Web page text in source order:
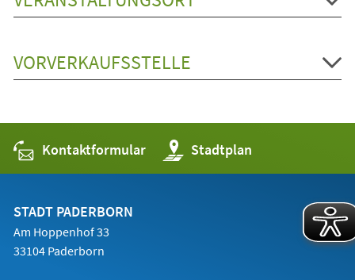
VORVERKAUFSSTELLE
Kontaktformular Stadtplan
(Öffnet
in
einem
STADT PADERBORN
Am Hoppenhof 33
33104 Paderborn